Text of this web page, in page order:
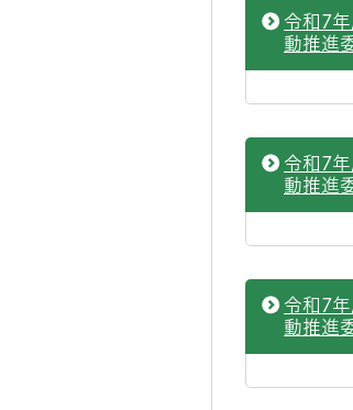
令和7
動推進
令和7
動推進
令和7
動推進